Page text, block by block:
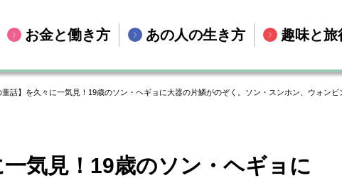
お金と働き方 あの人の生き方 趣味と旅
童話】を久々に一気見！19歳のソン・ヘギョに大器の片鱗がのぞく。ソン・スンホン、ウォンビ
一気見！19歳のソン・ヘギョに